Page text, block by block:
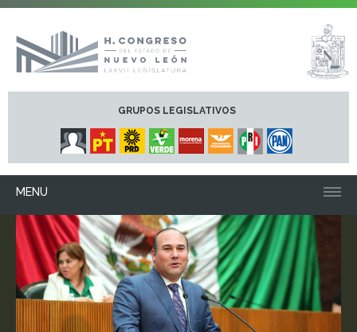
GRUPOS LEGISLATIVOS
MENU